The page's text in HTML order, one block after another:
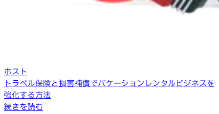
ホスト
トラベル保険と損害補償でバケーションレンタルビジネスを
強化する方法
続きを読む